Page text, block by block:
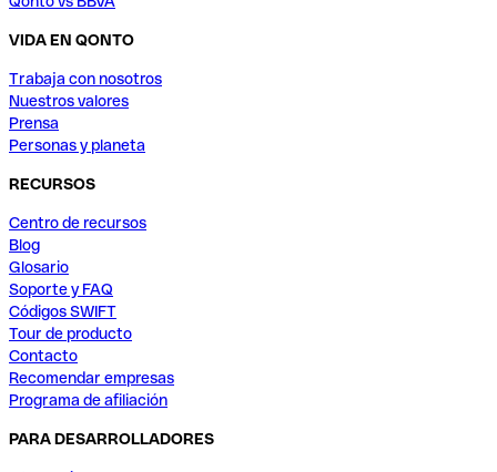
VIDA EN QONTO
Trabaja con nosotros
Nuestros valores
Prensa
Personas y planeta
RECURSOS
Centro de recursos
Blog
Glosario
Soporte y FAQ
Códigos SWIFT
Tour de producto
Contacto
Recomendar empresas
Programa de afiliación
PARA DESARROLLADORES